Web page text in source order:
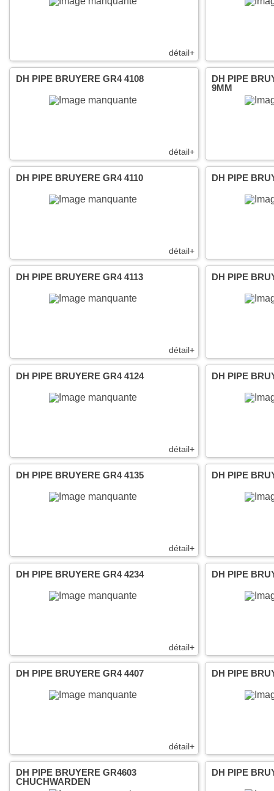
détail+
détail+
DH PIPE BRUYERE GR4 4108
DH PIPE
9MM
détail+
DH PIPE BRUYERE GR4 4110 DH PIPE
détail+
DH PIPE BRUYERE GR4 4113 DH PIPE
détail+
DH PIPE BRUYERE GR4 4124 DH PIPE
détail+
DH PIPE BRUYERE GR4 4135 DH PIPE
détail+
DH PIPE BRUYERE GR4 4234 DH PIPE
détail+
DH PIPE BRUYERE GR4 4407 DH PIPE
DH PIPE BRUYERE GR4603
CHUCHWARDEN
DH PIPE